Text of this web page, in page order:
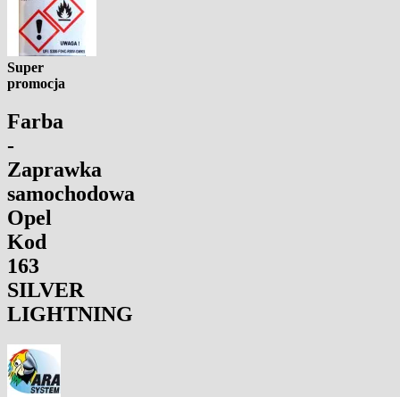
Super
promocja
Farba
-
Zaprawka
samochodowa
Opel
Kod
163
SILVER
LIGHTNING